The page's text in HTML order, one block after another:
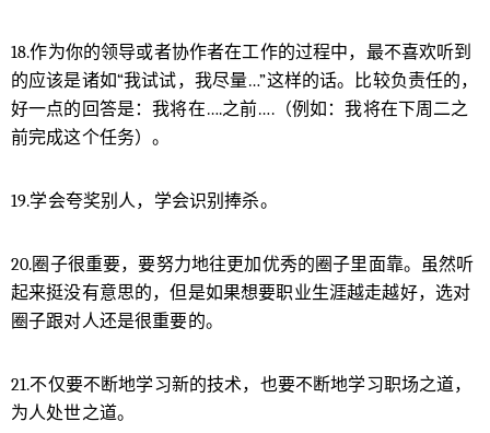
18.作为你的领导或者协作者在工作的过程中，最不喜欢听到
的应该是诸如“我试试，我尽量…”这样的话。比较负责任的，
好一点的回答是：我将在….之前….（例如：我将在下周二之
前完成这个任务）。
19.学会夸奖别人，学会识别捧杀。
20.圈子很重要，要努力地往更加优秀的圈子里面靠。虽然听
起来挺没有意思的，但是如果想要职业生涯越走越好，选对
圈子跟对人还是很重要的。
21.不仅要不断地学习新的技术，也要不断地学习职场之道，
为人处世之道。
给鹰视界打赏
¥